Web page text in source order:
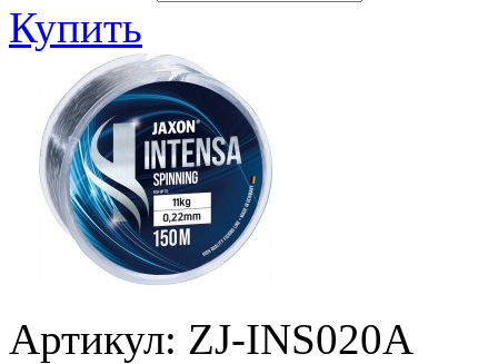
Купить
Артикул: ZJ-INS020A